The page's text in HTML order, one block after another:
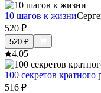
10 шагов к жизни
520 ₽
520 ₽
4.05
100 секретов кратного
516 ₽